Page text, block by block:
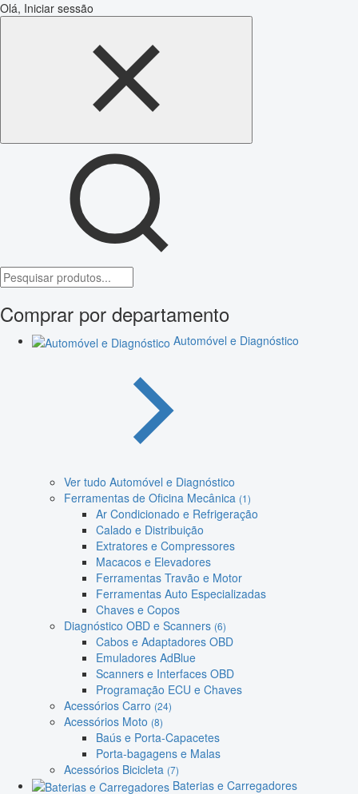
Olá, Iniciar sessão
Comprar por departamento
Automóvel e Diagnóstico
Ver tudo Automóvel e Diagnóstico
Ferramentas de Oficina Mecânica (1)
Ar Condicionado e Refrigeração
Calado e Distribuição
Extratores e Compressores
Macacos e Elevadores
Ferramentas Travão e Motor
Ferramentas Auto Especializadas
Chaves e Copos
Diagnóstico OBD e Scanners (6)
Cabos e Adaptadores OBD
Emuladores AdBlue
Scanners e Interfaces OBD
Programação ECU e Chaves
Acessórios Carro (24)
Acessórios Moto (8)
Baús e Porta-Capacetes
Porta-bagagens e Malas
Acessórios Bicicleta (7)
Baterias e Carregadores